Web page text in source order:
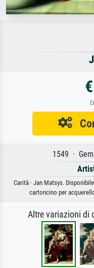
1549 ·
Carità · Jan Matsys.
cartoncino per
Altre variazioni di